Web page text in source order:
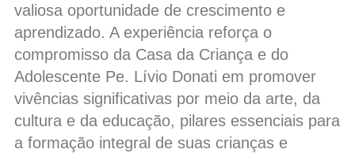
valiosa oportunidade de crescimento e
aprendizado. A experiência reforça o
compromisso da Casa da Criança e do
Adolescente Pe. Lívio Donati em promover
vivências significativas por meio da arte, da
cultura e da educação, pilares essenciais para
a formação integral de suas crianças e